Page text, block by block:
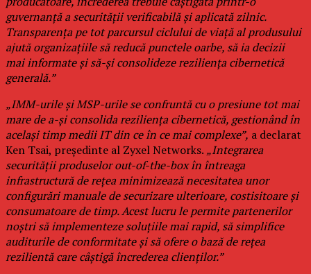
guvernanță a securității verificabilă și aplicată zilnic.
Transparența pe tot parcursul ciclului de viață al produsului
ajută organizațiile să reducă punctele oarbe, să ia decizii
mai informate și să-și consolideze reziliența cibernetică
generală.”
„IMM-urile și MSP-urile se confruntă cu o presiune tot mai
mare de a-și consolida reziliența cibernetică, gestionând în
același timp medii IT din ce în ce mai complexe”, a declarat
Ken Tsai, președinte al Zyxel Networks. „Integrarea
securității produselor out-of-the-box în întreaga
infrastructură de rețea minimizează necesitatea unor
configurări manuale de securizare ulterioare, costisitoare și
consumatoare de timp. Acest lucru le permite partenerilor
noștri să implementeze soluțiile mai rapid, să simplifice
auditurile de conformitate și să ofere o bază de rețea
rezilientă care câștigă încrederea clienților.”